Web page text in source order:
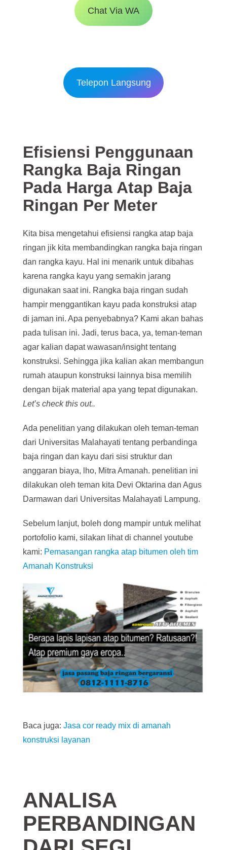
Chat Via WA
Telepon Langsung
Efisiensi Penggunaan
Rangka Baja Ringan
Pada Harga Atap Baja
Ringan Per Meter
Kita bisa mengetahui efisiensi rangka atap baja
ringan jik kita membandingkan rangka baja ringan
dan rangka kayu. Hal ini menarik untuk dibahas
karena rangka kayu yang semakin jarang
digunakan saat ini. Rangka baja ringan sudah
hampir menggantikan kayu pada konstruksi atap
di jaman ini. Apa penyebabnya? Kami akan bahas
pada tulisan ini. Jadi, terus baca, ya, teman-teman
agar kalian dapat wawasan/insight tentang
konstruksi. Sehingga jika kalian akan membangun
rumah ataupun konstruksi lainnya bisa memilih
dengan bijak material apa yang tepat digunakan.
Let’s check this out..
Ada penelitian yang dilakukan oleh teman-teman
dari Universitas Malahayati tentang perbandinga
baja ringan dan kayu dari sisi struktur dan
anggaran biaya, lho, Mitra Amanah. penelitian ini
dilakukan oleh teman kita Devi Oktarina dan Agus
Darmawan dari Universitas Malahayati Lampung.
Sebelum lanjut, boleh dong mampir untuk melihat
portofolio kami, silakan lihat di channel youtube
kami: Pemasangan rangka atap bitumen oleh tim
Amanah Konstruksi
Baca juga: Jasa cor ready mix di amanah
konstruksi layanan
ANALISA
PERBANDINGAN